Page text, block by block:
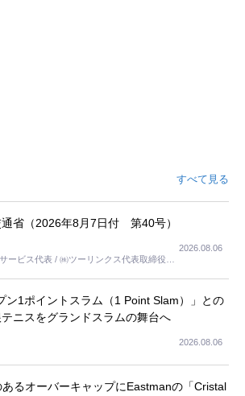
すべて見る
通省（2026年8月7日付 第40号）
ービス代表 / ㈱ツーリンクス代表取締役社
2026.08.06
ン1ポイントスラム（1 Point Slam）」との
ニスをグランドスラムの舞台へ
2026.08.06
るオーバーキャップにEastmanの「Cristal